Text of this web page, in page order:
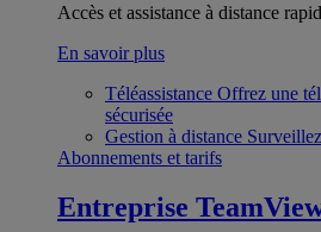
Accès et assistance à distance
En savoir plus
Téléassistance Offrez une
sécurisée
Gestion à distance
Abonnements et tarifs
Entreprise